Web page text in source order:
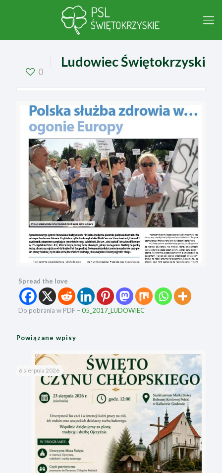
0
Ludowiec Świętokrzyski
Spread the love
Do pobrania w PDF – 05_2017_LUDOWIEC
Powiązane wpisy
6 sierpnia 2026